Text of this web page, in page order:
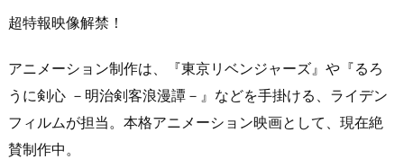
超特報映像解禁！
アニメーション制作は、『東京リベンジャーズ』や『るろ
うに剣心 －明治剣客浪漫譚－』などを手掛ける、ライデン
フィルムが担当。本格アニメーション映画として、現在絶
賛制作中。